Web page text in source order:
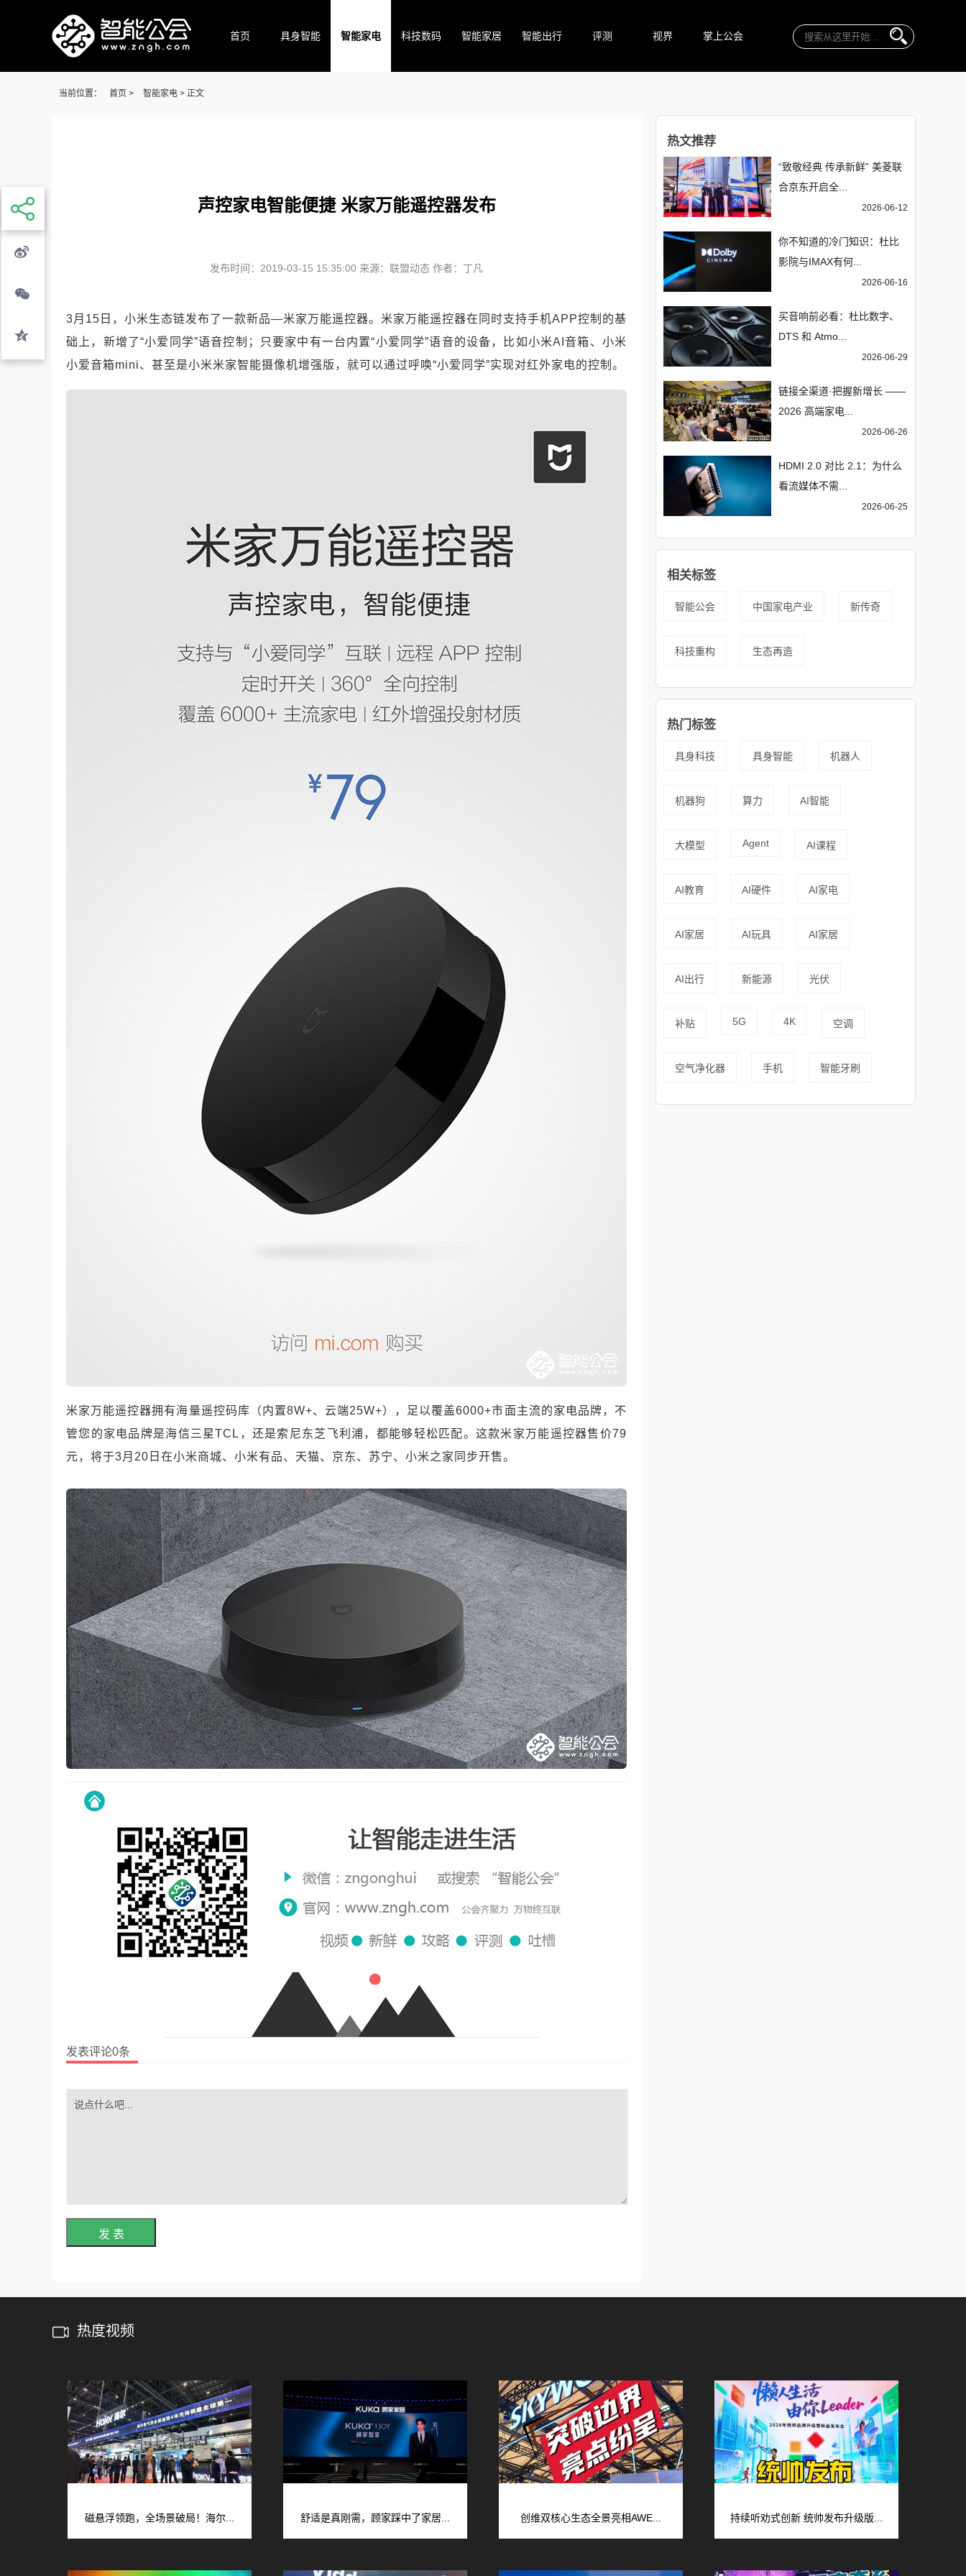
首页 具身智能 智能家电 科技数码 智能家居 智能出行 评测 视界 掌上公会
当前位置： 首页 > 智能家电 > 正文
声控家电智能便捷 米家万能遥控器发布
发布时间：2019-03-15 15:35:00 来源：联盟动态 作者：丁凡
3月15日，小米生态链发布了一款新品—米家万能遥控器。米家万能遥控器在同时支持手机APP控制的基
础上，新增了“小爱同学”语音控制；只要家中有一台内置“小爱同学”语音的设备，比如小米AI音箱、小米
小爱音箱mini、甚至是小米米家智能摄像机增强版，就可以通过呼唤“小爱同学”实现对红外家电的控制。
米家万能遥控器拥有海量遥控码库（内置8W+、云端25W+），足以覆盖6000+市面主流的家电品牌，不
管您的家电品牌是海信三星TCL，还是索尼东芝飞利浦，都能够轻松匹配。这款米家万能遥控器售价79
元，将于3月20日在小米商城、小米有品、天猫、京东、苏宁、小米之家同步开售。
发表评论0条
发 表
热文推荐
“致敬经典 传承新鲜” 美菱联
合京东开启全...
2026-06-12
你不知道的冷门知识：杜比
影院与IMAX有何...
2026-06-16
买音响前必看：杜比数字、
DTS 和 Atmo...
2026-06-29
链接全渠道·把握新增长 ——
2026 高端家电...
2026-06-26
HDMI 2.0 对比 2.1：为什么
看流媒体不需...
2026-06-25
相关标签
智能公会 中国家电产业 新传奇
科技重构 生态再造
热门标签
具身科技 具身智能 机器人
机器狗 算力 AI智能
大模型 Agent AI课程
AI教育 AI硬件 AI家电
AI家居 AI玩具 AI家居
AI出行 新能源 光伏
补贴 5G 4K 空调
空气净化器 手机 智能牙刷
热度视频
广告
磁悬浮领跑，全场景破局！海尔... 舒适是真刚需，顾家踩中了家居... 创维双核心生态全景亮相AWE... 持续听劝式创新 统帅发布升级版...